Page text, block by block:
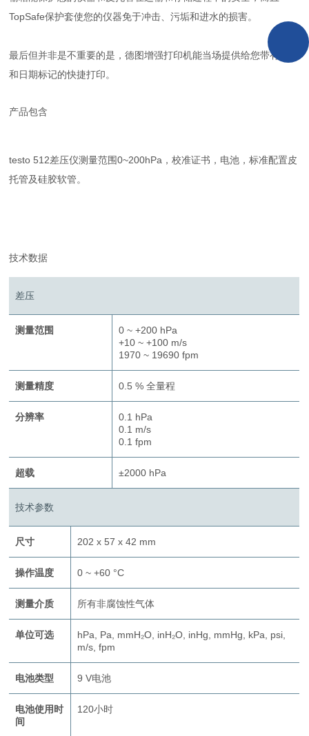
TopSafe保护套使您的仪器免于冲击、污垢和进水的损害。
最后但并非是不重要的是，德图增强打印机能当场提供给您带有时间
和日期标记的快捷打印。
产品包含
testo 512差压仪测量范围0~200hPa，校准证书，电池，标准配置皮
托管及硅胶软管。
技术数据
差压
测量范围
0 ~ +200 hPa
+10 ~ +100 m/s
1970 ~ 19690 fpm
测量精度 0.5 % 全量程
分辨率
0.1 hPa
0.1 m/s
0.1 fpm
超载 ±2000 hPa
技术参数
尺寸 202 x 57 x 42 mm
操作温度 0 ~ +60 °C
测量介质 所有非腐蚀性气体
单位可选
hPa, Pa, mmH₂O, inH₂O, inHg, mmHg, kPa, psi,
m/s, fpm
电池类型 9 V电池
电池使用时
间
120小时